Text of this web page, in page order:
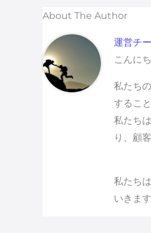
About The Author
運営チ
こんに
私たち
するこ
私たち
り、顧
私たち
いきま